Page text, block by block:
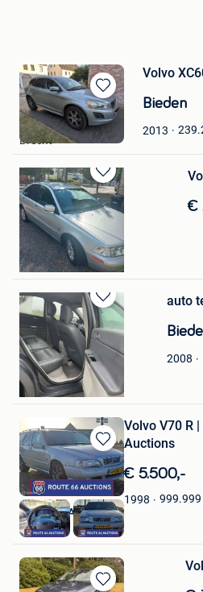
Bewaren
in
Mijn
Favorieten
Volvo
Bieden
2013
Elin De Landtsheer
Brecht
Bewaren
in
Mijn
Favorieten
€
Jamie Vannerum
Keerbergen
Bewaren
in
Mijn
Favorieten
auto
2008
Vera Hinderyckx
Koekelare
Bewaren
in
Mijn
Favorieten
Volvo V70 R
Auctions
€ 5.500,-
1998 999.999
Route 66 Auctions
Waalwijk